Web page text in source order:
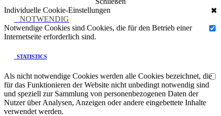
Individuelle Cookie-Einstellungen
✖
NOTWENDIG
Notwendige Cookies sind Cookies, die für den Betrieb einer
Internetseite erforderlich sind.
STATISTICS
Als nicht notwendige Cookies werden alle Cookies bezeichnet, die
für das Funktionieren der Website nicht unbedingt notwendig sind
und speziell zur Sammlung von personenbezogenen Daten der
Nutzer über Analysen, Anzeigen oder andere eingebettete Inhalte
verwendet werden.